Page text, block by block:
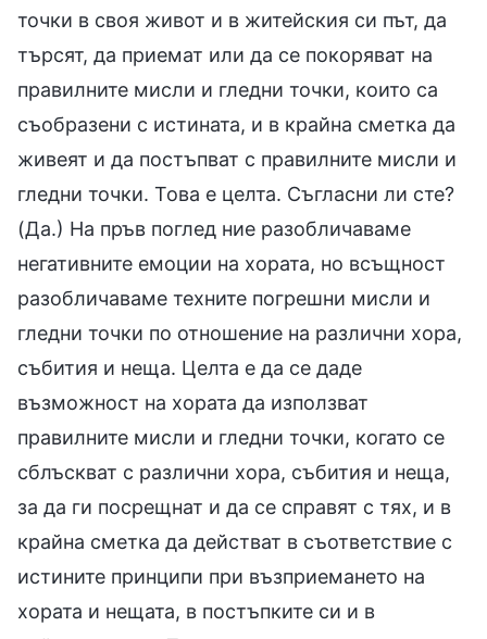
точки в своя живот и в житейския си път, да
търсят, да приемат или да се покоряват на
правилните мисли и гледни точки, които са
съобразени с истината, и в крайна сметка да
живеят и да постъпват с правилните мисли и
гледни точки. Това е целта. Съгласни ли сте?
(Да.) На пръв поглед ние разобличаваме
негативните емоции на хората, но всъщност
разобличаваме техните погрешни мисли и
гледни точки по отношение на различни хора,
събития и неща. Целта е да се даде
възможност на хората да използват
правилните мисли и гледни точки, когато се
сблъскват с различни хора, събития и неща,
за да ги посрещнат и да се справят с тях, и в
крайна сметка да действат в съответствие с
истините принципи при възприемането на
хората и нещата, в постъпките си и в